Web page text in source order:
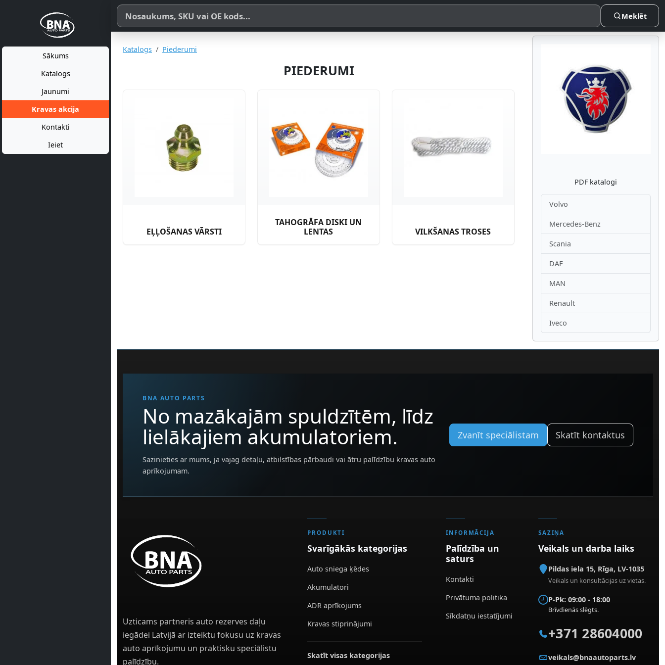
Sākums
Katalogs
Jaunumi
Kravas akcija
Kontakti
Ieiet
Meklēt pēc produkta nosaukuma, SKU vai OE koda
Meklēt
Katalogs Piederumi
PIEDERUMI
EĻĻOŠANAS VĀRSTI
TAHOGRĀFA DISKI UN
LENTAS
VILKŠANAS TROSES
Atpakaļ
PDF katalogi
Volvo
Mercedes-Benz
Scania
DAF
MAN
Renault
Iveco
BNA AUTO PARTS
No mazākajām spuldzītēm, līdz
lielākajiem akumulatoriem.
Sazinieties ar mums, ja vajag detaļu, atbilstības pārbaudi vai ātru palīdzību kravas auto
aprīkojumam.
Zvanīt speciālistam Skatīt kontaktus
Uzticams partneris auto rezerves daļu
iegādei Latvijā ar izteiktu fokusu uz kravas
auto aprīkojumu un praktisku speciālistu
palīdzību.
PRODUKTI
Svarīgākās kategorijas
Auto sniega ķēdes
Akumulatori
ADR aprīkojums
Kravas stiprinājumi
Skatīt visas kategorijas
INFORMĀCIJA
Palīdzība un
saturs
Kontakti
Privātuma politika
Sīkdatņu iestatījumi
SAZIŅA
Veikals un darba laiks
Pildas iela 15, Rīga, LV-1035
Veikals un konsultācijas uz vietas.
P-Pk: 09:00 - 18:00
Brīvdienās slēgts.
+371 28604000
veikals@bnaautoparts.lv